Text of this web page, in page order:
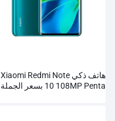
هاتف ذكي Xiaomi Redmi Note
10 108MP Penta بسعر الجملة